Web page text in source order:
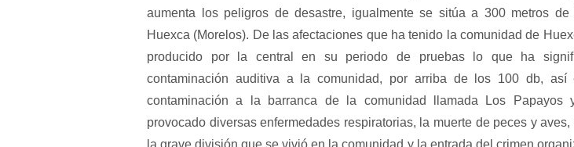
aumenta los peligros de desastre, igualmente se sitúa a 300 metros
Huexca (Morelos). De las afectaciones que ha tenido la comunidad de
producido por la central en su periodo de pruebas lo que ha
contaminación auditiva a la comunidad, por arriba de los 100 db, así
contaminación a la barranca de la comunidad llamada Los
provocado diversas enfermedades respiratorias, la muerte de peces y
la grave división que se vivió en la comunidad y la entrada del crimen